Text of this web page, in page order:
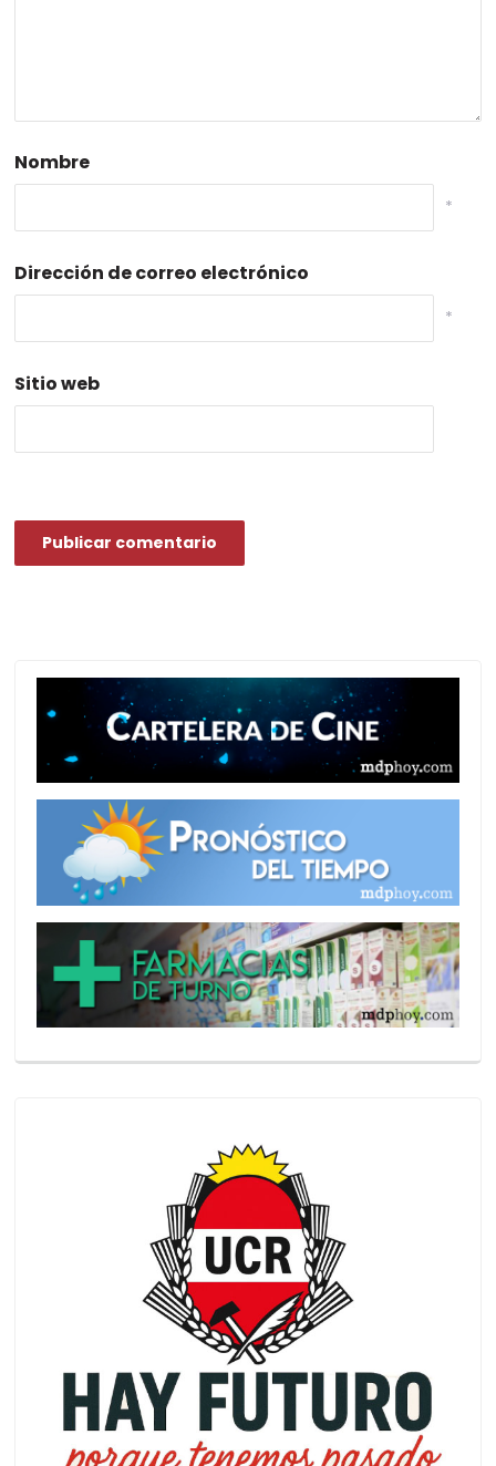
Nombre
*
Dirección de correo electrónico
*
Sitio web